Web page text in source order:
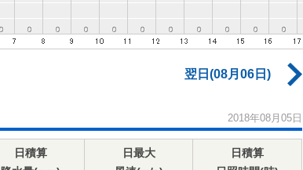
翌日(08月06日)
2018年08月05日
日積算
日最大
日積算